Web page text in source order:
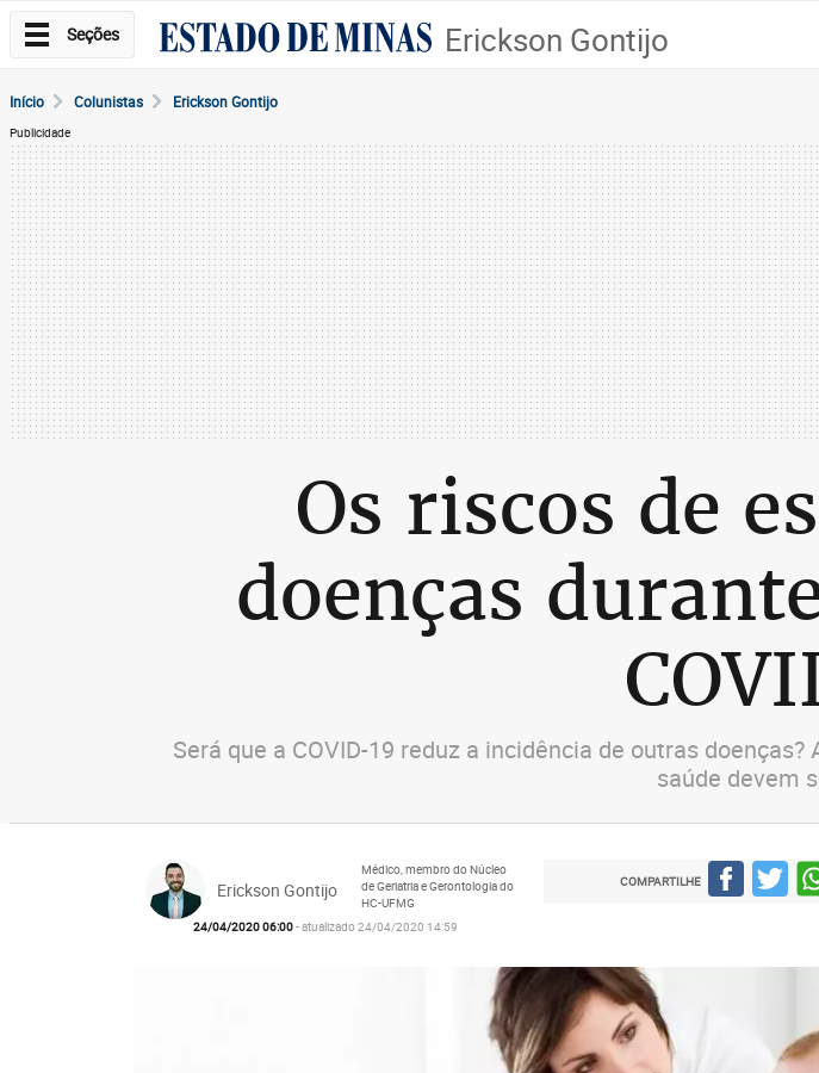
Seções Erickson Gontijo
Início Colunistas Erickson Gontijo
Publicidade
Os riscos de
doenças
Será que a COVID-19 reduz a incidência de outras
saúde devem
Erickson Gontijo
Médico, membro do Núcleo
de Geriatria e Gerontologia do
HC-UFMG
24/04/2020 06:00- atualizado 24/04/2020 14:59
COMPARTILHE